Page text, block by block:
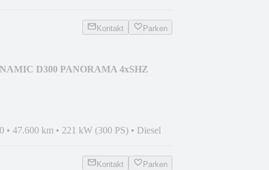
Kontakt Parken
D300 PANORAMA 4xSHZ
• 47.600 km • 221 kW (300 PS) • Diesel
Kontakt Parken